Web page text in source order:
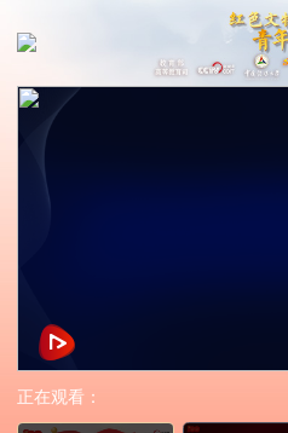
正在观看：